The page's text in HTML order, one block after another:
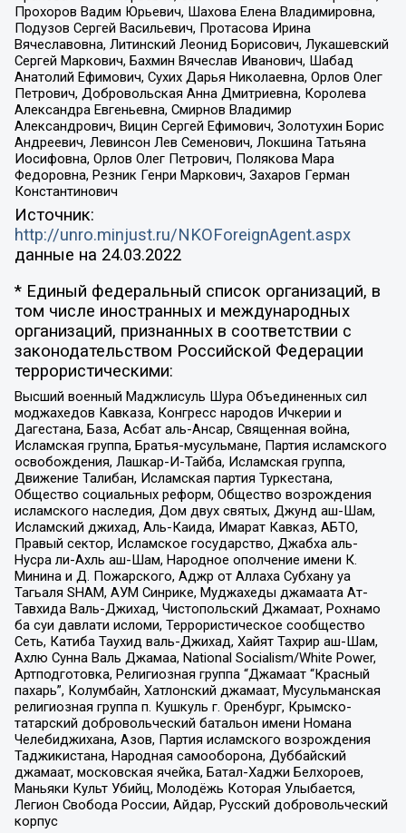
Прохоров Вадим Юрьевич, Шахова Елена Владимировна,
Подузов Сергей Васильевич, Протасова Ирина
Вячеславовна, Литинский Леонид Борисович, Лукашевский
Сергей Маркович, Бахмин Вячеслав Иванович, Шабад
Анатолий Ефимович, Сухих Дарья Николаевна, Орлов Олег
Петрович, Добровольская Анна Дмитриевна, Королева
Александра Евгеньевна, Смирнов Владимир
Александрович, Вицин Сергей Ефимович, Золотухин Борис
Андреевич, Левинсон Лев Семенович, Локшина Татьяна
Иосифовна, Орлов Олег Петрович, Полякова Мара
Федоровна, Резник Генри Маркович, Захаров Герман
Константинович
Источник:
http://unro.minjust.ru/NKOForeignAgent.aspx
данные на 24.03.2022
* Единый федеральный список организаций, в
том числе иностранных и международных
организаций, признанных в соответствии с
законодательством Российской Федерации
террористическими:
Высший военный Маджлисуль Шура Объединенных сил
моджахедов Кавказа, Конгресс народов Ичкерии и
Дагестана, База, Асбат аль-Ансар, Священная война,
Исламская группа, Братья-мусульмане, Партия исламского
освобождения, Лашкар-И-Тайба, Исламская группа,
Движение Талибан, Исламская партия Туркестана,
Общество социальных реформ, Общество возрождения
исламского наследия, Дом двух святых, Джунд аш-Шам,
Исламский джихад, Аль-Каида, Имарат Кавказ, АБТО,
Правый сектор, Исламское государство, Джабха аль-
Нусра ли-Ахль аш-Шам, Народное ополчение имени К.
Минина и Д. Пожарского, Аджр от Аллаха Субхану уа
Тагьаля SHAM, АУМ Синрике, Муджахеды джамаата Ат-
Тавхида Валь-Джихад, Чистопольский Джамаат, Рохнамо
ба суи давлати исломи, Террористическое сообщество
Сеть, Катиба Таухид валь-Джихад, Хайят Тахрир аш-Шам,
Ахлю Сунна Валь Джамаа, National Socialism/White Power,
Артподготовка, Религиозная группа “Джамаат “Красный
пахарь”, Колумбайн, Хатлонский джамаат, Мусульманская
религиозная группа п. Кушкуль г. Оренбург, Крымско-
татарский добровольческий батальон имени Номана
Челебиджихана, Азов, Партия исламского возрождения
Таджикистана, Народная самооборона, Дуббайский
джамаат, московская ячейка, Батал-Хаджи Белхороев,
Маньяки Культ Убийц, Молодёжь Которая Улыбается,
Легион Свобода России, Айдар, Русский добровольческий
корпус